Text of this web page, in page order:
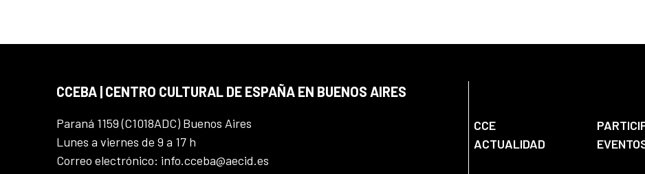
CCEBA | CENTRO CULTURAL DE ESPAÑA EN BUENOS AIRES
Paraná 1159 (C1018ADC) Buenos Aires
Lunes a viernes de 9 a 17 h
Correo electrónico: info.cceba@aecid.es
CCE
ACTUALIDAD